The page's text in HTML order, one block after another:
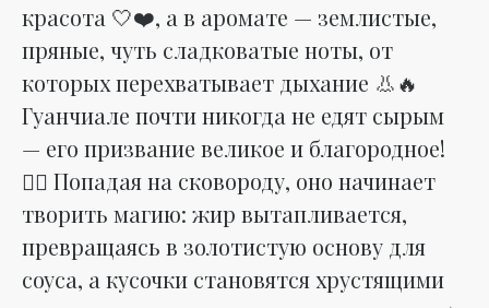
красота 🤍❤️, а в аромате — землистые,
пряные, чуть сладковатые ноты, от
которых перехватывает дыхание 👃🔥
Гуанчиале почти никогда не едят сырым
— его призвание великое и благородное!
🦸‍♂️ Попадая на сковороду, оно начинает
творить магию: жир вытапливается,
превращаясь в золотистую основу для
соуса, а кусочки становятся хрустящими